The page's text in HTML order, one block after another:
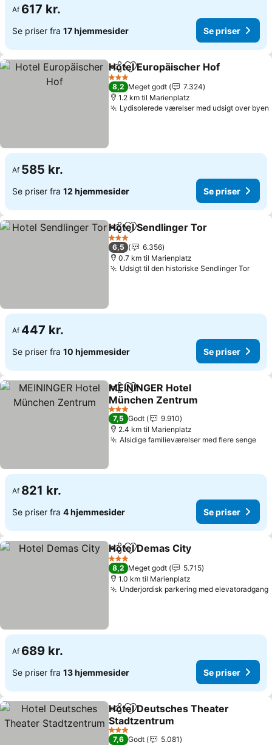
Af 617 kr.
Se priser fra 17 hjemmesider Se priser
Del Føj til favoritter
Hotel Europäischer Hof
3 Stjerner
8,2 Meget godt
7.324
1.2 km til Marienplatz
Lydisolerede værelser med udsigt over byen
Af 585 kr.
Se priser fra 12 hjemmesider Se priser
Del Føj til favoritter
Hotel Sendlinger Tor
3 Stjerner
6,5
6.356
0.7 km til Marienplatz
Udsigt til den historiske Sendlinger Tor
Af 447 kr.
Se priser fra 10 hjemmesider Se priser
Del Føj til favoritter
MEININGER Hotel
München Zentrum
3 Stjerner
7,5 Godt
9.910
2.4 km til Marienplatz
Alsidige familieværelser med flere senge
Af 821 kr.
Se priser fra 4 hjemmesider Se priser
Del Føj til favoritter
Hotel Demas City
3 Stjerner
8,2 Meget godt
5.715
1.0 km til Marienplatz
Underjordisk parkering med elevatoradgang
Af 689 kr.
Se priser fra 13 hjemmesider Se priser
Del Føj til favoritter
Hotel Deutsches Theater
Stadtzentrum
3 Stjerner
7,6 Godt
5.081